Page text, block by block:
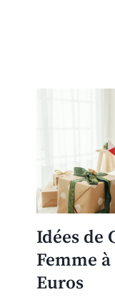
Idées de
Femme
Euros